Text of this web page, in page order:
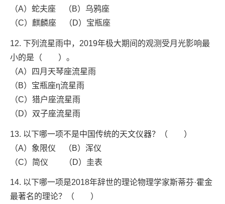
（A）蛇夫座 （B）乌鸦座
（C）麒麟座 （D）宝瓶座
12. 下列流星雨中，2019年极大期间的观测受月光影响最
小的是（ ）。
（A）四月天琴座流星雨
（B）宝瓶座η流星雨
（C）猎户座流星雨
（D）双子座流星雨
13. 以下哪一项不是中国传统的天文仪器？（ ）
（A）象限仪 （B）浑仪
（C）简仪 （D）圭表
14. 以下哪一项是2018年辞世的理论物理学家斯蒂芬·霍金
最著名的理论？（ ）